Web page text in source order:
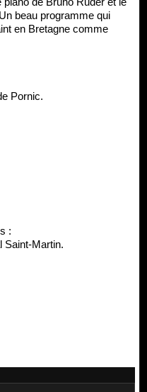
beau programme qui
en Bretagne comme
Pornic.
:
Saint-Martin.